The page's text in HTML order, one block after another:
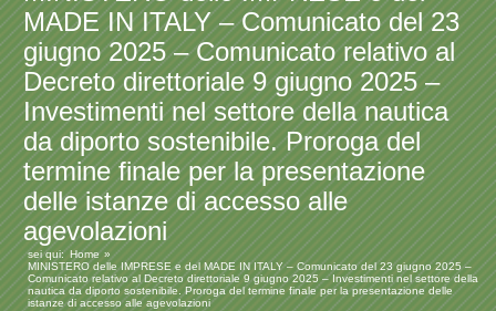
MADE IN ITALY – Comunicato del 23
giugno 2025 – Comunicato relativo al
Decreto direttoriale 9 giugno 2025 –
Investimenti nel settore della nautica
da diporto sostenibile. Proroga del
termine finale per la presentazione
delle istanze di accesso alle
agevolazioni
sei qui:
Home
MINISTERO delle IMPRESE e del MADE IN ITALY – Comunicato del 23 giugno 2025 –
Comunicato relativo al Decreto direttoriale 9 giugno 2025 – Investimenti nel settore della
nautica da diporto sostenibile. Proroga del termine finale per la presentazione delle
istanze di accesso alle agevolazioni